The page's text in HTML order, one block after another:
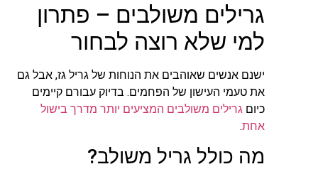
גרילים משולבים – פתרון
למי שלא רוצה לבחור
ישנם אנשים שאוהבים את הנוחות של גריל גז, אבל גם
את טעמי העישון של הפחמים. בדיוק עבורם קיימים
כיום גרילים משולבים המציעים יותר מדרך בישול
אחת.
מה כולל גריל משולב?